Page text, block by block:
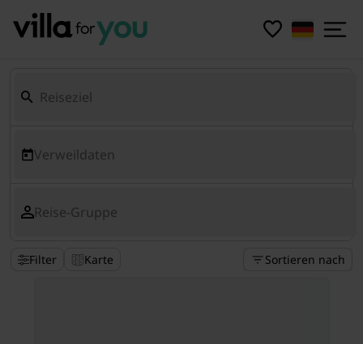
Verweildaten
Reise-Gruppe
Filter Karte Sortieren nach